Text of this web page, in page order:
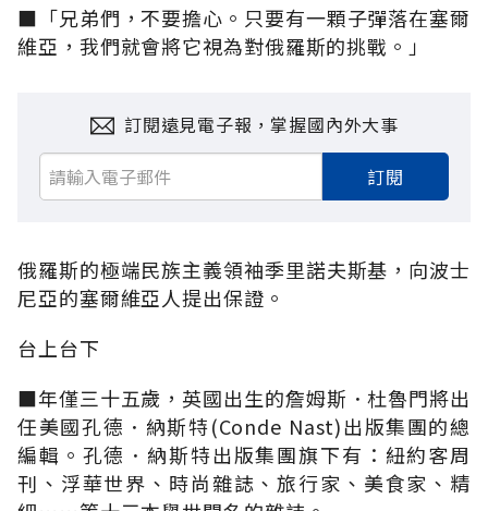
■「兄弟們，不要擔心。只要有一顆子彈落在塞爾
維亞，我們就會將它視為對俄羅斯的挑戰。」
訂閱遠見電子報，掌握國內外大事
訂閱
俄羅斯的極端民族主義領袖季里諾夫斯基，向波士
尼亞的塞爾維亞人提出保證。
台上台下
■年僅三十五歲，英國出生的詹姆斯．杜魯門將出
任美國孔德．納斯特(Conde Nast)出版集團的總
編輯。孔德．納斯特出版集團旗下有：紐約客周
刊、浮華世界、時尚雜誌、旅行家、美食家、精